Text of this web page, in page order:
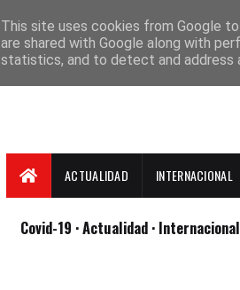
ACTUALIDAD INTERNACIONAL
Covid-19 · Actualidad · Internacional
This site uses cookies from Google
are shared with Google along with
statistics, and to detect and address